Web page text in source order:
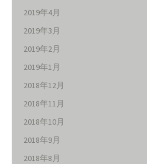
2019年4月
2019年3月
2019年2月
2019年1月
2018年12月
2018年11月
2018年10月
2018年9月
2018年8月